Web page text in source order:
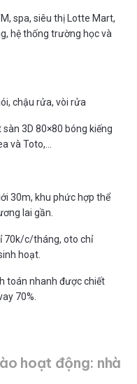
spa, siêu thị Lotte Mart,
hệ thống trường học và
chậu rửa, vòi rửa
3D 80×80 bóng kiếng
và Toto,…
30m, khu phức hợp thể
lai gần.
70k/c/tháng, oto chỉ
hoạt.
toán nhanh được chiết
70%.
hoạt động: nhà